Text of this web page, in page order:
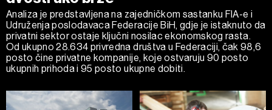
Analiza je predstavljena na zajedničkom sastanku FIA-e i
Udruženja poslodavaca Federacije BiH, gdje je istaknuto da
privatni sektor ostaje ključni nosilac ekonomskog rasta.
Od ukupno 28.634 privredna društva u Federaciji, čak 98,6
posto čine privatne kompanije, koje ostvaruju 90 posto
ukupnih prihoda i 95 posto ukupne dobiti.